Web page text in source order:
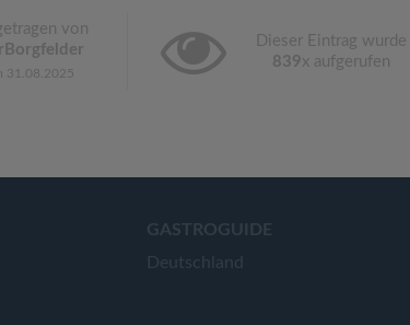
von
31.08.2025
Dieser Eintrag wurde
839x aufgerufen
GASTROGUIDE
Deutschland